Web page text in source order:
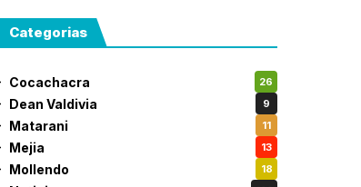
Categorias
Cocachacra 26
Dean Valdivia 9
Matarani 11
Mejia 13
Mollendo 18